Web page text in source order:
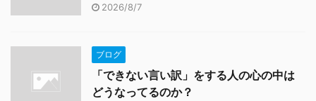
2026/8/7
ブログ
「できない言い訳」をする人の心の中は
どうなってるのか？